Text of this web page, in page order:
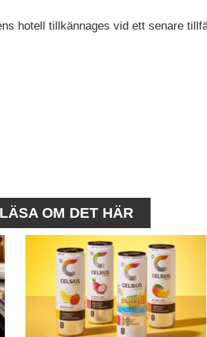
hotell tillkännages vid ett senare
OM DET HÄR